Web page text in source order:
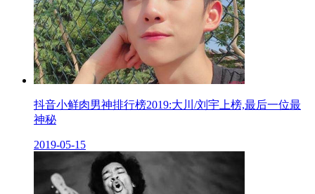
抖音小鲜肉男神排行榜2019:大川/刘宇上榜,最后一位最
神秘
2019-05-15